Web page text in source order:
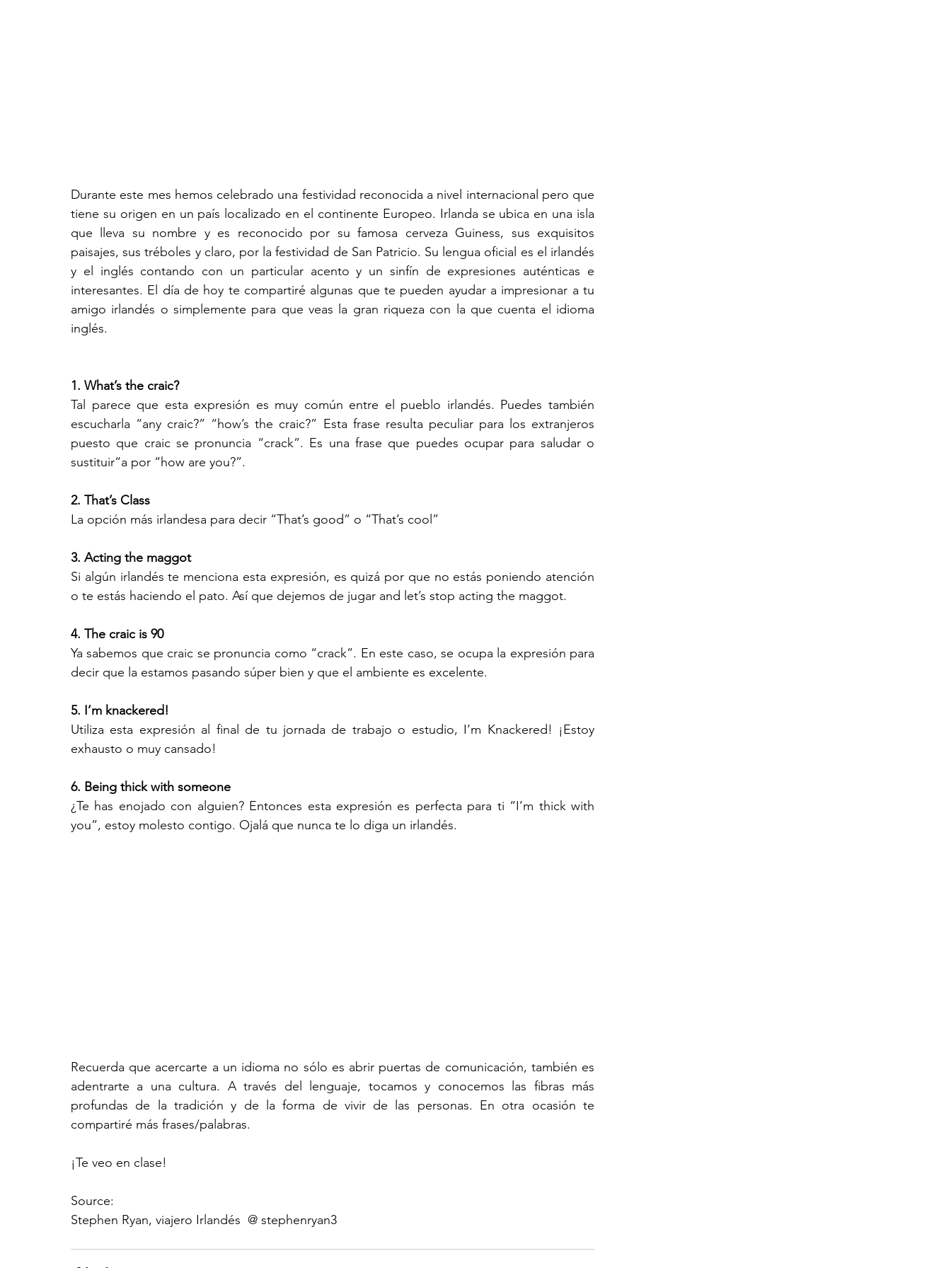
Durante este mes hemos celebrado una festividad reconocida a nivel internacional pero que
tiene su origen en un país localizado en el continente Europeo. Irlanda se ubica en una isla
que lleva su nombre y es reconocido por su famosa cerveza Guiness, sus exquisitos
paisajes, sus tréboles y claro, por la festividad de San Patricio. Su lengua oficial es el irlandés
y el inglés contando con un particular acento y un sinfín de expresiones auténticas e
interesantes. El día de hoy te compartiré algunas que te pueden ayudar a impresionar a tu
amigo irlandés o simplemente para que veas la gran riqueza con la que cuenta el idioma
inglés.
1. What’s the craic?
Tal parece que esta expresión es muy común entre el pueblo irlandés. Puedes también
escucharla “any craic?” “how’s the craic?” Esta frase resulta peculiar para los extranjeros
puesto que craic se pronuncia “crack”. Es una frase que puedes ocupar para saludar o
sustituir“a por “how are you?”.
2. That’s Class
La opción más irlandesa para decir “That’s good” o “That’s cool”
3. Acting the maggot
Si algún irlandés te menciona esta expresión, es quizá por que no estás poniendo atención
o te estás haciendo el pato. Así que dejemos de jugar and let’s stop acting the maggot.
4. The craic is 90
Ya sabemos que craic se pronuncia como “crack”. En este caso, se ocupa la expresión para
decir que la estamos pasando súper bien y que el ambiente es excelente.
5. I’m knackered!
Utiliza esta expresión al final de tu jornada de trabajo o estudio, I’m Knackered! ¡Estoy
exhausto o muy cansado!
6. Being thick with someone
¿Te has enojado con alguien? Entonces esta expresión es perfecta para ti “I’m thick with
you”, estoy molesto contigo. Ojalá que nunca te lo diga un irlandés.
Recuerda que acercarte a un idioma no sólo es abrir puertas de comunicación, también es
adentrarte a una cultura. A través del lenguaje, tocamos y conocemos las fibras más
profundas de la tradición y de la forma de vivir de las personas. En otra ocasión te
compartiré más frases/palabras.
¡Te veo en clase!
Source:
Stephen Ryan, viajero Irlandés  @ stephenryan3